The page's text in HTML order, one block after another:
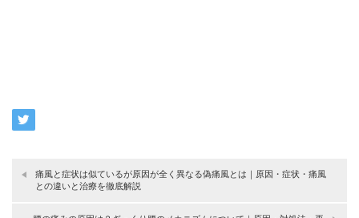
痛風と症状は似ているが原因が全く異なる偽痛風とは｜原因・症状・痛風
との違いと治療を徹底解説